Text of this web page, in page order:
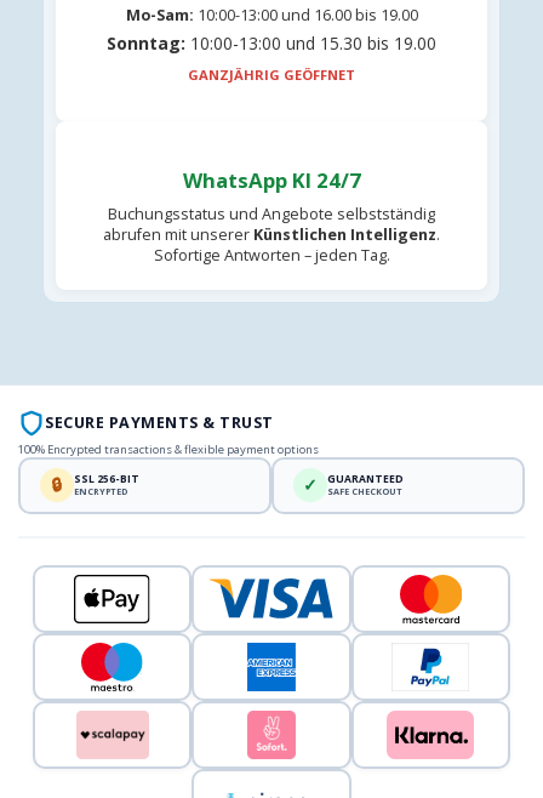
Mo-Sam: 10:00-13:00 und 16.00 bis 19.00
Sonntag: 10:00-13:00 und 15.30 bis 19.00
GANZJÄHRIG GEÖFFNET
WhatsApp KI 24/7
Buchungsstatus und Angebote selbstständig
abrufen mit unserer Künstlichen Intelligenz.
Sofortige Antworten – jeden Tag.
SECURE PAYMENTS & TRUST
100% Encrypted transactions & flexible payment options
🔒 SSL 256-BIT
ENCRYPTED ✓ GUARANTEED
SAFE CHECKOUT